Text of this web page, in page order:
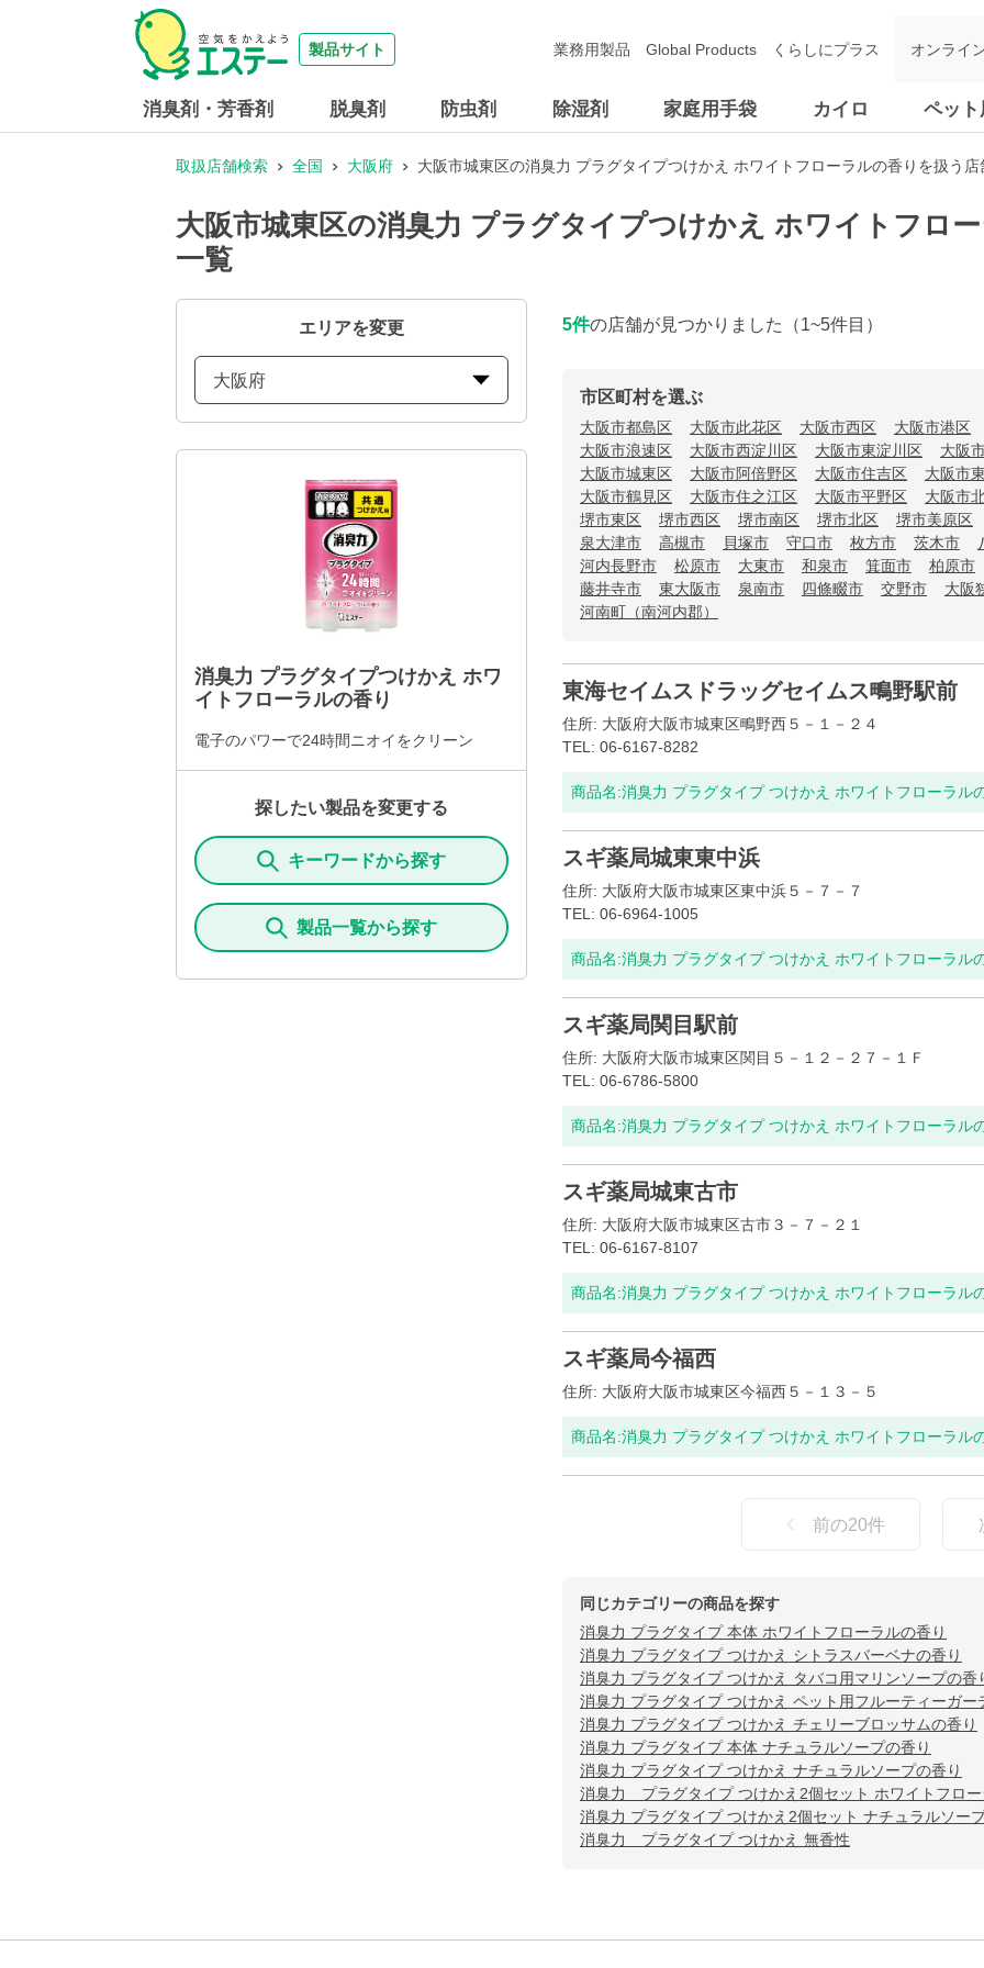
製品サイト
消臭剤・芳香剤 脱臭剤 防虫剤 除湿剤 家庭用手袋 カイロ ペット
業務用製品 Global Products くらしにプラス オンライ
取扱店舗検索 全国 大阪府 大阪市城東区の消臭力 プラグタイプつけかえ ホワイトフローラルの香りを扱う店
大阪市城東区の消臭力 プラグタイプつけかえ ホワイトフロ
一覧
エリアを変更
大阪府
消臭力 プラグタイプつけかえ ホワ
イトフローラルの香り
電子のパワーで24時間ニオイをクリーン
探したい製品を変更する
キーワードから探す
製品一覧から探す
5件の店舗が見つかりました （1~5件目）
市区町村を選ぶ
大阪市都島区 大阪市此花区 大阪市西区 大阪市港区
大阪市浪速区
大阪市西淀川区 大阪市東淀川区 大阪
大阪市城東区
大阪市阿倍野区 大阪市住吉区 大阪市
大阪市鶴見区
大阪市住之江区 大阪市平野区 大阪市
堺市東区
堺市西区 堺市南区 堺市北区 堺市美原区
泉大津市
高槻市 貝塚市 守口市 枚方市 茨木市
河内長野市
松原市 大東市 和泉市 箕面市 柏原市
藤井寺市
東大阪市 泉南市 四條畷市 交野市 大阪
河南町（南河内郡）
東海セイムスドラッグセイムス鴫野駅前
住所: 大阪府大阪市城東区鴫野西５－１－２４
TEL: 06-6167-8282
商品名:消臭力 プラグタイプ つけかえ ホワイトフローラル
スギ薬局城東東中浜
住所: 大阪府大阪市城東区東中浜５－７－７
TEL: 06-6964-1005
商品名:消臭力 プラグタイプ つけかえ ホワイトフローラル
スギ薬局関目駅前
住所: 大阪府大阪市城東区関目５－１２－２７－１Ｆ
TEL: 06-6786-5800
商品名:消臭力 プラグタイプ つけかえ ホワイトフローラル
スギ薬局城東古市
住所: 大阪府大阪市城東区古市３－７－２１
TEL: 06-6167-8107
商品名:消臭力 プラグタイプ つけかえ ホワイトフローラル
スギ薬局今福西
住所: 大阪府大阪市城東区今福西５－１３－５
商品名:消臭力 プラグタイプ つけかえ ホワイトフローラル
前の20件
同じカテゴリーの商品を探す
消臭力 プラグタイプ 本体 ホワイトフローラルの香り
消臭力 プラグタイプ つけかえ シトラスバーベナの香り
消臭力 プラグタイプ つけかえ タバコ用マリンソープの香
消臭力 プラグタイプ つけかえ ペット用フルーティーガー
消臭力 プラグタイプ つけかえ チェリーブロッサムの香り
消臭力 プラグタイプ 本体 ナチュラルソープの香り
消臭力 プラグタイプ つけかえ ナチュラルソープの香り
消臭力 プラグタイプ つけかえ2個セット ホワイトフロー
消臭力 プラグタイプ つけかえ2個セット ナチュラルソー
消臭力 プラグタイプ つけかえ 無香性